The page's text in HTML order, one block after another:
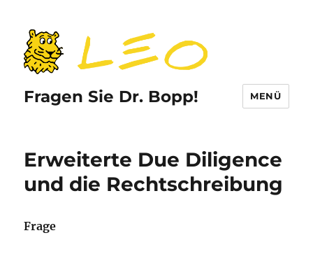
Fragen Sie Dr. Bopp! MENÜ
Erweiterte Due Diligence
und die Rechtschreibung
Frage